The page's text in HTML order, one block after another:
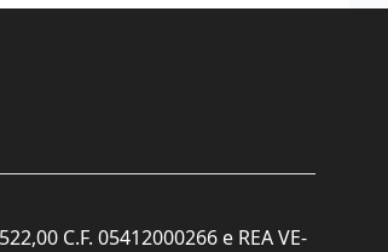
C.F. 05412000266 e REA VE-